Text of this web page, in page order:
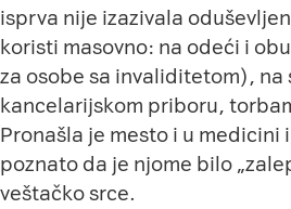
isprva nije izazivala
koristi masovno: na odeći i
za osobe sa invaliditetom),
kancelarijskom priboru,
Pronašla je mesto i u medicini
poznato da je njome bilo
veštačko srce.